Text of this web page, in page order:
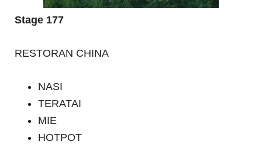
Stage 177
RESTORAN CHINA
NASI
TERATAI
MIE
HOTPOT